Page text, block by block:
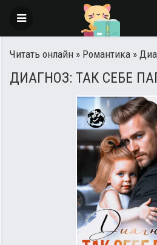
Читать онлайн » Романтика »
ДИАГНОЗ: ТАК СЕБЕ